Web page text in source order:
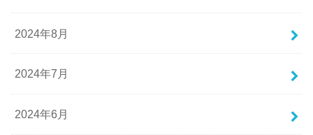
2024年8月
2024年7月
2024年6月